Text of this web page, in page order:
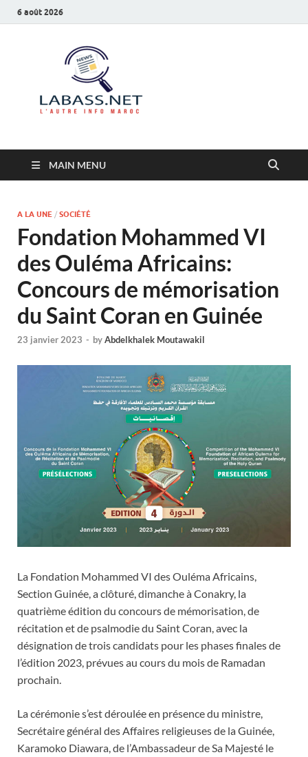
6 août 2026
MAIN MENU
A LA UNE / SOCIÉTÉ
Fondation Mohammed VI
des Ouléma Africains:
Concours de mémorisation
du Saint Coran en Guinée
23 janvier 2023 - byAbdelkhalek Moutawakil
La Fondation Mohammed VI des Ouléma Africains,
Section Guinée, a clôturé, dimanche à Conakry, la
quatrième édition du concours de mémorisation, de
récitation et de psalmodie du Saint Coran, avec la
désignation de trois candidats pour les phases finales de
l’édition 2023, prévues au cours du mois de Ramadan
prochain.
La cérémonie s’est déroulée en présence du ministre,
Secrétaire général des Affaires religieuses de la Guinée,
Karamoko Diawara, de l’Ambassadeur de Sa Majesté le